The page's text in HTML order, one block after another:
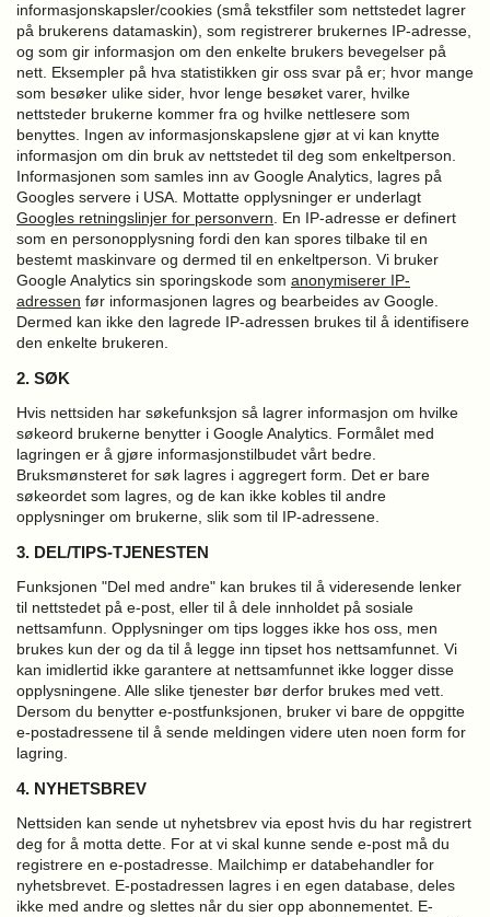
informasjonskapsler/cookies (små tekstfiler som nettstedet lagrer
på brukerens datamaskin), som registrerer brukernes IP-adresse,
og som gir informasjon om den enkelte brukers bevegelser på
nett. Eksempler på hva statistikken gir oss svar på er; hvor mange
som besøker ulike sider, hvor lenge besøket varer, hvilke
nettsteder brukerne kommer fra og hvilke nettlesere som
benyttes. Ingen av informasjonskapslene gjør at vi kan knytte
informasjon om din bruk av nettstedet til deg som enkeltperson.
Informasjonen som samles inn av Google Analytics, lagres på
Googles servere i USA. Mottatte opplysninger er underlagt
Googles retningslinjer for personvern
En IP-adresse er definert
som en personopplysning fordi den kan spores tilbake til en
bestemt maskinvare og dermed til en enkeltperson. Vi bruker
Google Analytics sin sporingskode som anonymiserer IP-
adressen før informasjonen lagres og bearbeides av Google.
Dermed kan ikke den lagrede IP-adressen brukes til å identifisere
den enkelte brukeren.
2. SØK
Hvis nettsiden har søkefunksjon så lagrer informasjon om hvilke
søkeord brukerne benytter i Google Analytics. Formålet med
lagringen er å gjøre informasjonstilbudet vårt bedre.
Bruksmønsteret for søk lagres i aggregert form. Det er bare
søkeordet som lagres, og de kan ikke kobles til andre
opplysninger om brukerne, slik som til IP-adressene.
3. DEL/TIPS-TJENESTEN
Funksjonen "Del med andre" kan brukes til å videresende lenker
til nettstedet på e-post, eller til å dele innholdet på sosiale
nettsamfunn. Opplysninger om tips logges ikke hos oss, men
brukes kun der og da til å legge inn tipset hos nettsamfunnet. Vi
kan imidlertid ikke garantere at nettsamfunnet ikke logger disse
opplysningene. Alle slike tjenester bør derfor brukes med vett.
Dersom du benytter e-postfunksjonen, bruker vi bare de oppgitte
e-postadressene til å sende meldingen videre uten noen form for
lagring.
4. NYHETSBREV
Nettsiden kan sende ut nyhetsbrev via epost hvis du har registrert
deg for å motta dette. For at vi skal kunne sende e-post må du
registrere en e-postadresse. Mailchimp er databehandler for
nyhetsbrevet. E-postadressen lagres i en egen database, deles
ikke med andre og slettes når du sier opp abonnementet. E-